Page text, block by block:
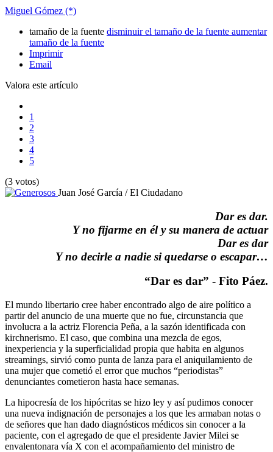
Miguel Gómez (*)
tamaño de la fuente disminuir el tamaño de la fuente aumentar
tamaño de la fuente
Imprimir
Email
Valora este artículo
1
2
3
4
5
(3 votos)
Juan José García / El Ciudadano
Dar es dar.
Y no fijarme en él y su manera de actuar
Dar es dar
Y no decirle a nadie si quedarse o escapar…
“Dar es dar” - Fito Páez.
El mundo libertario cree haber encontrado algo de aire político a
partir del anuncio de una muerte que no fue, circunstancia que
involucra a la actriz Florencia Peña, a la sazón identificada con
kirchnerismo. El caso, que combina una mezcla de egos,
inexperiencia y la superficialidad propia que habita en algunos
streamings, sirvió como punta de lanza para el aniquilamiento de
una mujer que cometió el error que muchos “periodistas”
denunciantes cometieron hasta hace semanas.
La hipocresía de los hipócritas se hizo ley y así pudimos conocer
una nueva indignación de personajes a los que les armaban notas o
de señores que han dado diagnósticos médicos sin conocer a la
paciente, con el agregado de que el presidente Javier Milei se
envalentonara vía X con el acompañamiento del ministro de